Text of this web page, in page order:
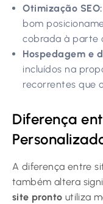
Otimização SEO:
bom
cobrada à parte
Hospedagem e
incluídos na
recorrentes que
Diferença
A diferença entre
também altera
site pronto utiliza